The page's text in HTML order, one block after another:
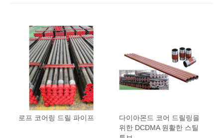
로프 코어링 드릴 파이프
다이아몬드 코어 드릴링을
위한 DCDMA 원활한 스틸